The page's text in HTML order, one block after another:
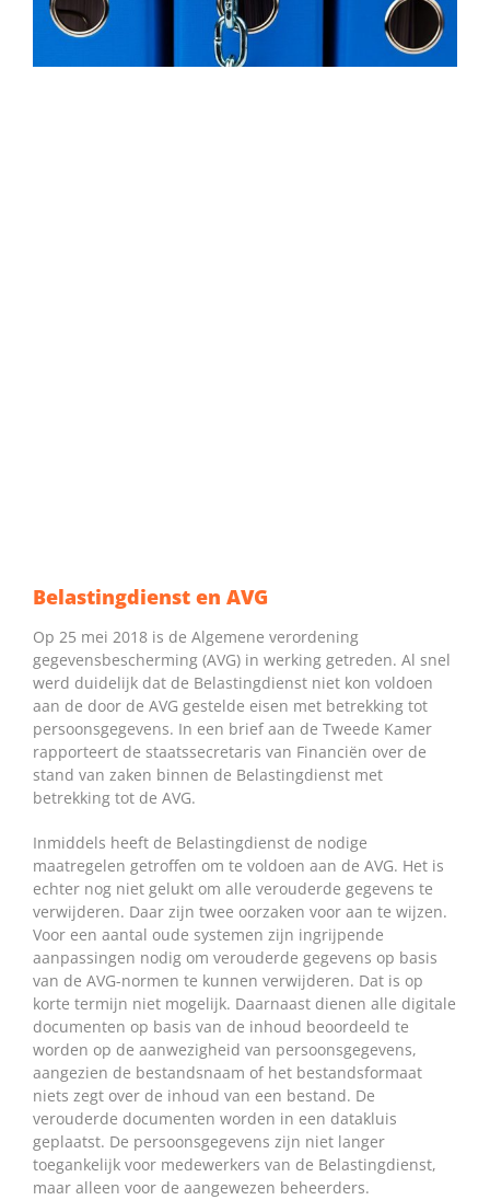
Belastingdienst en AVG
Op 25 mei 2018 is de Algemene verordening
gegevensbescherming (AVG) in werking getreden. Al snel
werd duidelijk dat de Belastingdienst niet kon voldoen
aan de door de AVG gestelde eisen met betrekking tot
persoonsgegevens. In een brief aan de Tweede Kamer
rapporteert de staatssecretaris van Financiën over de
stand van zaken binnen de Belastingdienst met
betrekking tot de AVG.
Inmiddels heeft de Belastingdienst de nodige
maatregelen getroffen om te voldoen aan de AVG. Het is
echter nog niet gelukt om alle verouderde gegevens te
verwijderen. Daar zijn twee oorzaken voor aan te wijzen.
Voor een aantal oude systemen zijn ingrijpende
aanpassingen nodig om verouderde gegevens op basis
van de AVG-normen te kunnen verwijderen. Dat is op
korte termijn niet mogelijk. Daarnaast dienen alle digitale
documenten op basis van de inhoud beoordeeld te
worden op de aanwezigheid van persoonsgegevens,
aangezien de bestandsnaam of het bestandsformaat
niets zegt over de inhoud van een bestand. De
verouderde documenten worden in een datakluis
geplaatst. De persoonsgegevens zijn niet langer
toegankelijk voor medewerkers van de Belastingdienst,
maar alleen voor de aangewezen beheerders.